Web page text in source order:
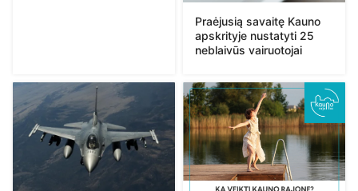
Praėjusią savaitę Kauno
apskrityje nustatyti 25
neblaivūs vairuotojai